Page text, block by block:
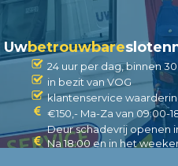
Uwbetrouwbare
24 uur per dag, binnen
in bezit van VOG
klantenservice
€150,- Ma-Za van 09:00-
Deur schadevrij openen
Na 18:00 en in het